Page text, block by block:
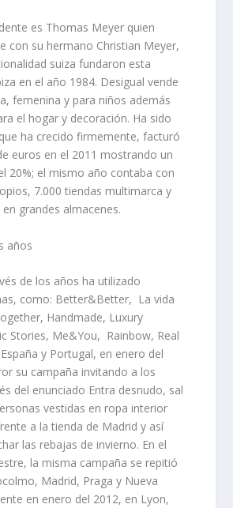
es Thomas Meyer quien
con su hermano Christian Meyer,
suiza fundaron esta
en el año 1984. Desigual vende
femenina y para niños además
el hogar y decoración. Ha sido
ha crecido firmemente, facturó
euros en el 2011 mostrando un
20%; el mismo año contaba con
7.000 tiendas multimarca y
grandes almacenes.
años
de los años ha utilizado
como: Better&Better, La vida
Handmade, Luxury
Stories, Me&You, Rainbow, Real
y Portugal, en enero del
su campaña invitando a los
del enunciado Entra desnudo, sal
vestidas en ropa interior
a la tienda de Madrid y así
las rebajas de invierno. En el
la misma campaña se repitió
Madrid, Praga y Nueva
en enero del 2012, en Lyon,